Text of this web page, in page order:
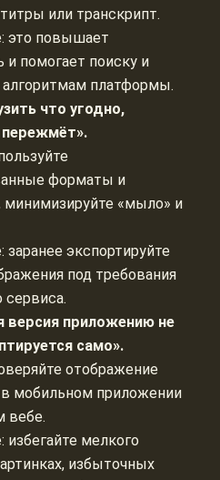
или транскрипт.
это повышает
и помогает поиску и
платформы.
что угодно,
форматы и
минимизируйте «мыло» и
экспортируйте
под требования
сервиса.
версия приложению не
само».
отображение
мобильном приложении
вебе.
избегайте мелкого
избыточных